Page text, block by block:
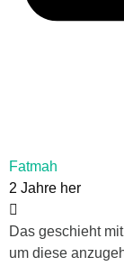
Fatmah
2 Jahre her
Das geschieht
um diese